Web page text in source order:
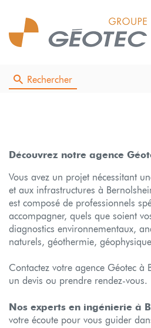
Rechercher
Découvrez notre agence
Vous avez un projet nécessitant
et aux infrastructures à
est composé de professionnels
accompagner, quels que soient
diagnostics environnementaux,
naturels, géothermie,
Contactez votre agence Géotec
un devis ou prendre rendez-vous.
Nos experts en ingénierie à
votre écoute pour vous guider